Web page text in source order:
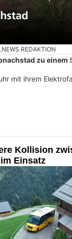
REDAKTION
zu einem
mit ihrem
Kollision
Einsatz